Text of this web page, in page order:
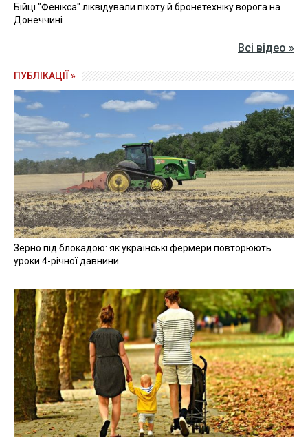
Бійці "Фенікса" ліквідували піхоту й бронетехніку ворога на
Донеччині
Всі відео »
ПУБЛІКАЦІЇ »
Зерно під блокадою: як українські фермери повторюють
уроки 4-річної давнини